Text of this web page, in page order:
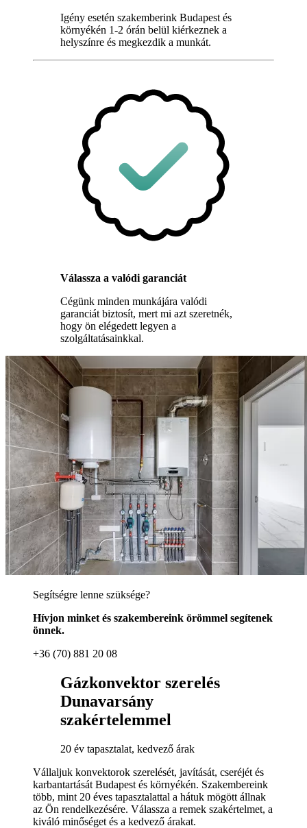
Igény esetén szakemberink Budapest és
környékén 1-2 órán belül kiérkeznek a
helyszínre és megkezdik a munkát.
Válassza a valódi garanciát
Cégünk minden munkájára valódi
garanciát biztosít, mert mi azt szeretnék,
hogy ön elégedett legyen a
szolgáltatásainkkal.
Segítségre lenne szüksége?
Hívjon minket és szakembereink örömmel segítenek
önnek.
+36 (70) 881 20 08
Gázkonvektor szerelés
Dunavarsány
szakértelemmel
20 év tapasztalat, kedvező árak
Vállaljuk konvektorok szerelését, javítását, cseréjét és
karbantartását Budapest és környékén. Szakembereink
több, mint 20 éves tapasztalattal a hátuk mögött állnak
az Ön rendelkezésére. Válassza a remek szakértelmet, a
kiváló minőséget és a kedvező árakat.